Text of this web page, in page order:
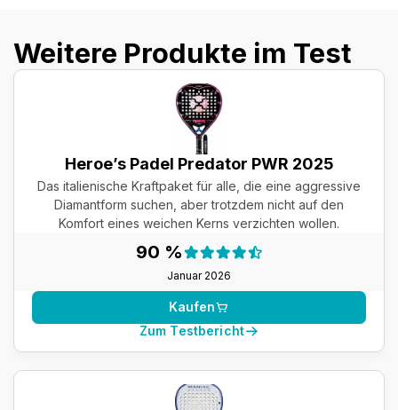
Weitere Produkte im Test
Heroe’s Padel Predator PWR 2025
Das italienische Kraftpaket für alle, die eine aggressive
Diamantform suchen, aber trotzdem nicht auf den
Komfort eines weichen Kerns verzichten wollen.
90 %
Januar 2026
Testergebnis:
Kaufen
Zum Testbericht